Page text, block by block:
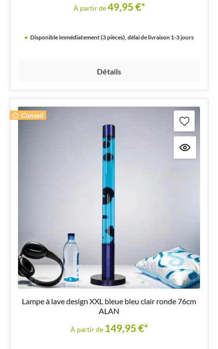
À partir de49,95 €*
Disponible immédiatement (3 pièces), délai de livraison 1-3 jours
Détails
Conseil
Lampe à lave design XXL bleue bleu clair ronde 76cm
ALAN
À partir de 149,95 €*